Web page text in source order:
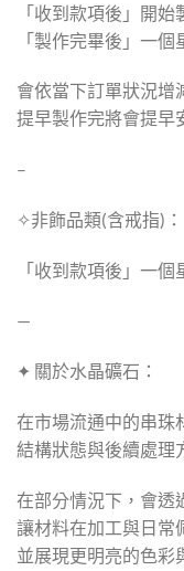
「收到款項後」開
「製作完畢後」一個
會依當下訂單狀況增
提早製作完將會提早
–
✧非飾品類(含戒指)：
「收到款項後」一個
—
✦ 關於水晶礦石：
在市場流通中的串珠
結構狀態與後續處理
在部分情況下，會透
讓材料在加工與日常
並展現更明亮的色彩